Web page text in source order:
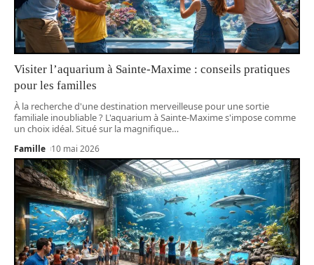
Visiter l’aquarium à Sainte-Maxime : conseils pratiques
pour les familles
À la recherche d'une destination merveilleuse pour une sortie
familiale inoubliable ? L'aquarium à Sainte-Maxime s'impose comme
un choix idéal. Situé sur la magnifique…
Famille 10 mai 2026